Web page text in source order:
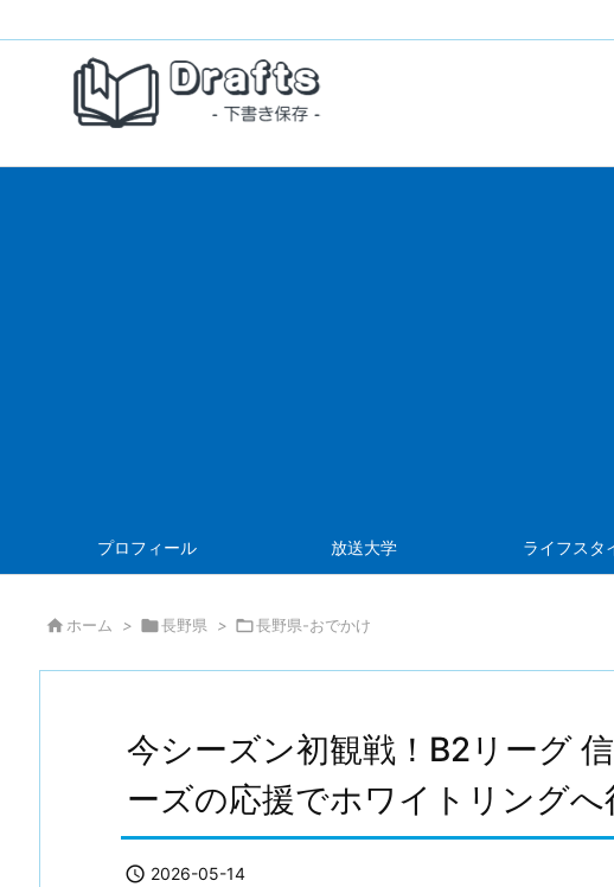
プロフィール 放送大学 ライフスタ
 ホーム > 長野県 > 長野県-おでかけ
今シーズン初観戦！B2リーグ
ーズの応援でホワイトリングへ
 2026-05-14